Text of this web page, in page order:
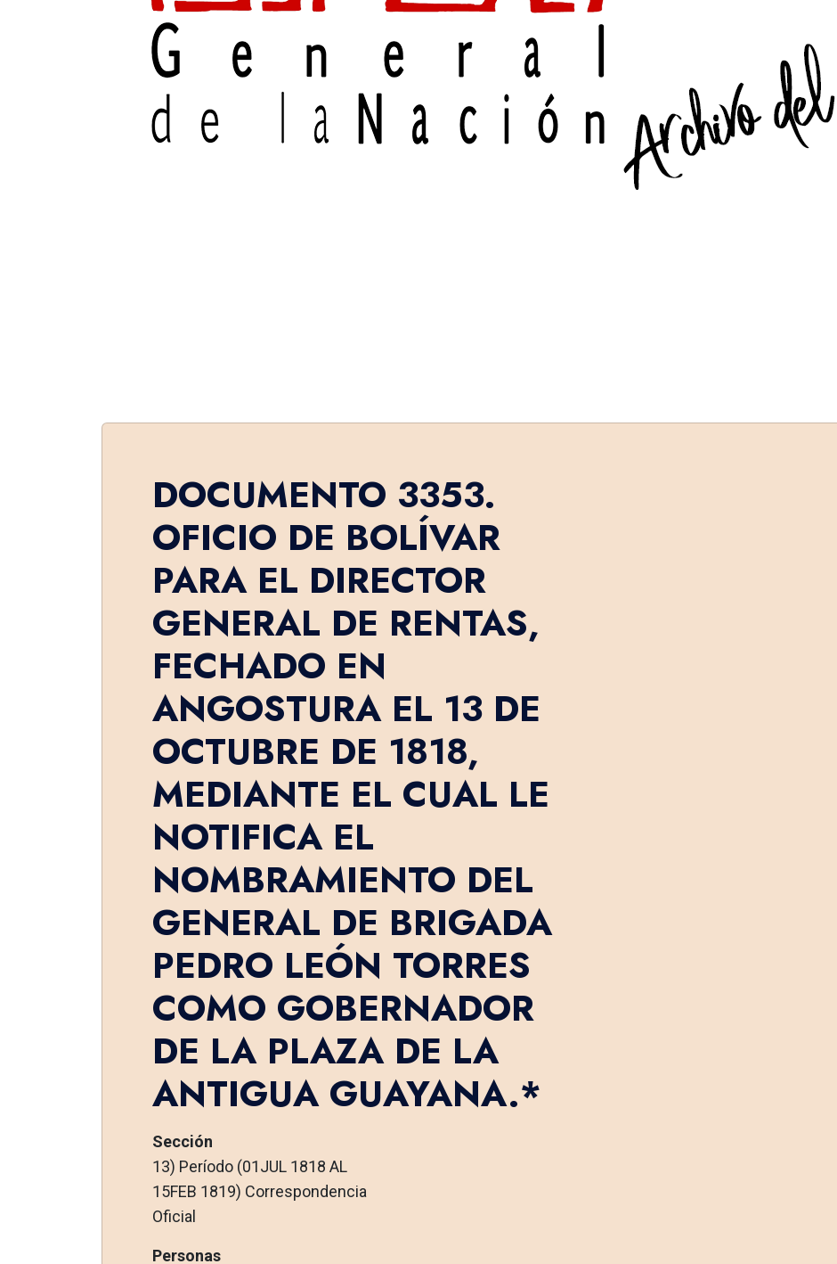
DOCUMENTO 3353.
OFICIO DE BOLÍVAR
PARA EL DIRECTOR
GENERAL DE RENTAS,
FECHADO EN
ANGOSTURA EL 13 DE
OCTUBRE DE 1818,
MEDIANTE EL CUAL LE
NOTIFICA EL
NOMBRAMIENTO DEL
GENERAL DE BRIGADA
PEDRO LEÓN TORRES
COMO GOBERNADOR
DE LA PLAZA DE LA
ANTIGUA GUAYANA.*
Sección
13) Período (01JUL 1818 AL
15FEB 1819) Correspondencia
Oficial
Personas